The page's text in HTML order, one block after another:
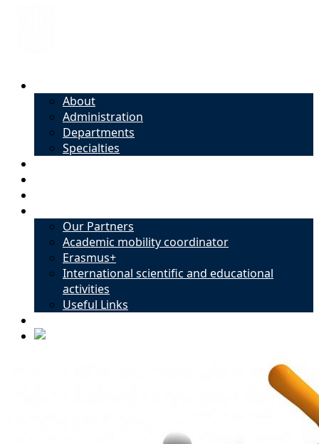
About
Administration
Departments
Specialties
Our Partners
Academic mobility coordinator
Erasmus+
International scientific and educational
activities
Useful Links